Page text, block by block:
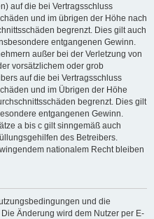
auf die bei Vertragsschluss
und im übrigen der Höhe nach
begrenzt. Dies gilt auch
entgangenen Gewinn.
außer bei der Verletzung von
vorsätzlichem oder grob
auf die bei Vertragsschluss
und im Übrigen der Höhe
begrenzt. Dies gilt
entgangenen Gewinn.
a bis c gilt sinngemäß auch
des Betreibers.
nationalem Recht bleiben
und die
Änderung wird dem Nutzer per E-